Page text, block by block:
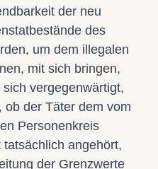
der neu
des
um dem illegalen
mit sich bringen,
vergegenwärtigt,
ob der Täter dem vom
Personenkreis
angehört,
der Grenzwerte